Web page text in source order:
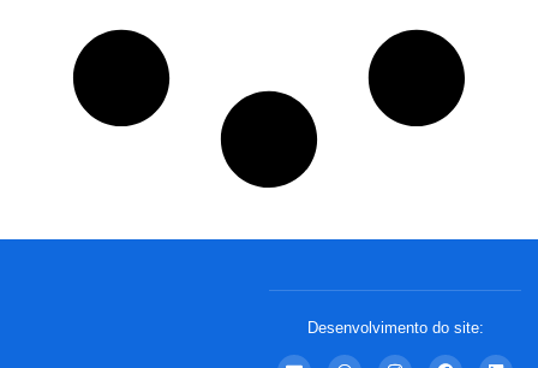
Desenvolvimento do site: